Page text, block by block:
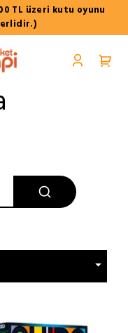
TL üzeri kutu oyunu